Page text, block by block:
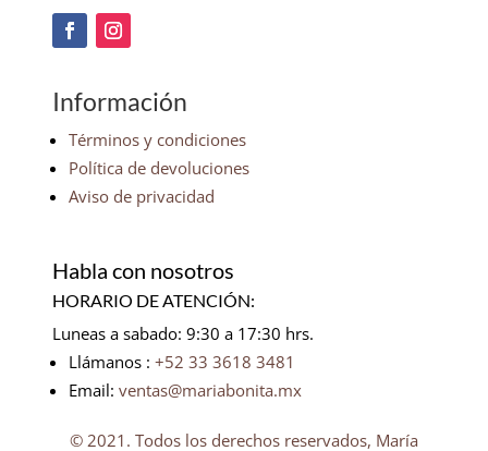
Información
Términos y condiciones
Política de devoluciones
Aviso de privacidad
Habla con nosotros
HORARIO DE ATENCIÓN:
Luneas a sabado: 9:30 a 17:30 hrs.
Llámanos : +52 33 3618 3481
Email: ventas@mariabonita.mx
© 2021. Todos los derechos reservados, María